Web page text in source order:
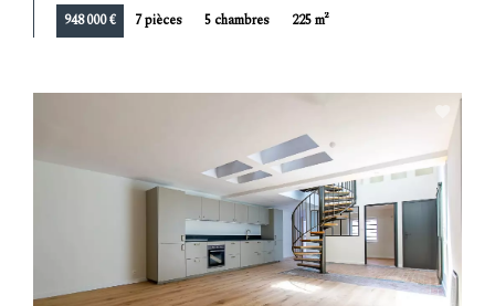
948 000 € 7 pièces 5 chambres 225 m²